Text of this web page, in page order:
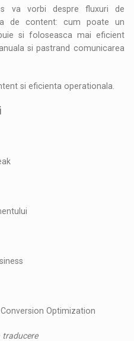
va vorbi despre fluxuri de
de content: cum poate un
si foloseasca mai eficient
si pastrand comunicarea
si eficienta operationala.
Optimization
traducere